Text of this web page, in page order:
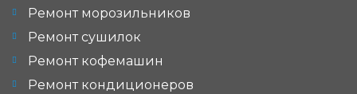
Ремонт морозильников
Ремонт сушилок
Ремонт кофемашин
Ремонт кондиционеров